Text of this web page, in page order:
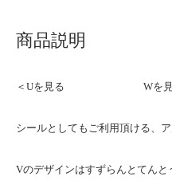
商品説明
＜Uを見る Wを
シールとしてもご利用頂ける、
Vのデザインはすずらんとてんと